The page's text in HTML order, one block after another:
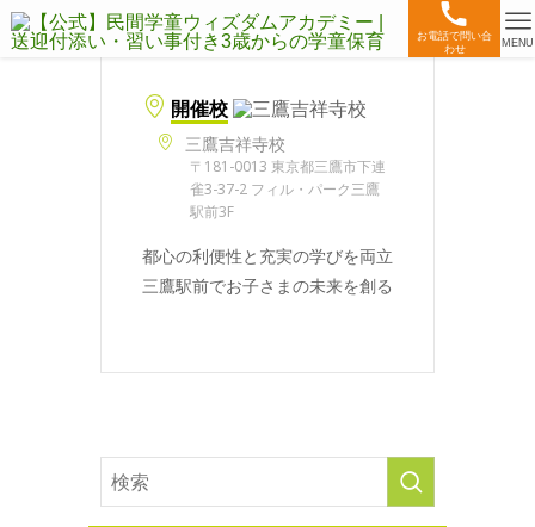
お電話で問い合
わせ
MENU
開催校
三鷹吉祥寺校
〒181-0013 東京都三鷹市下連
雀3-37-2 フィル・パーク三鷹
駅前3F
都心の利便性と充実の学びを両立
三鷹駅前でお子さまの未来を創る